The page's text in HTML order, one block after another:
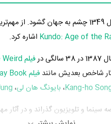
اشاره کرد.
فیلم The Good, the Bad, the Weird
شاخص بعدیش مانند فیلم Doomsday Book
Kang-ho، بایونگ هان لی،